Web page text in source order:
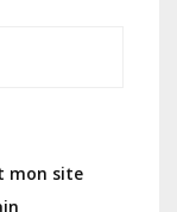
mon site